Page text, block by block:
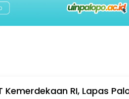
Kemerdekaan RI, Lapas